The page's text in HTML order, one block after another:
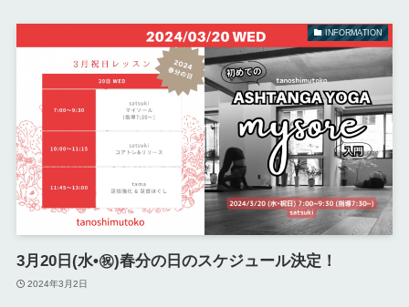
INFORMATION
3月20日(水•㊗️)春分の日のスケジュール決定！
2024年3月2日